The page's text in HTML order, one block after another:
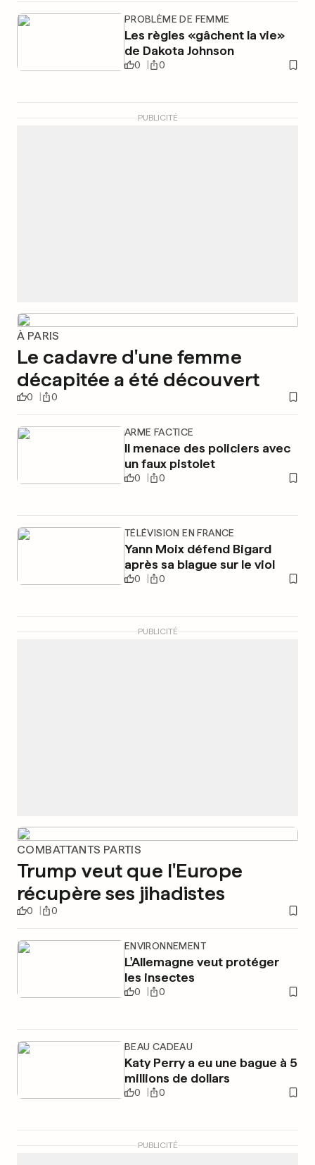
PROBLÈME DE FEMME
Les règles «gâchent la vie»
de Dakota Johnson
0 0
PUBLICITÉ
À PARIS
Le cadavre d'une femme
décapitée a été découvert
0 0
ARME FACTICE
Il menace des policiers avec
un faux pistolet
0 0
TÉLÉVISION EN FRANCE
Yann Moix défend Bigard
après sa blague sur le viol
0 0
PUBLICITÉ
COMBATTANTS PARTIS
Trump veut que l'Europe
récupère ses jihadistes
0 0
ENVIRONNEMENT
L'Allemagne veut protéger
les insectes
0 0
BEAU CADEAU
Katy Perry a eu une bague à 5
millions de dollars
0 0
PUBLICITÉ